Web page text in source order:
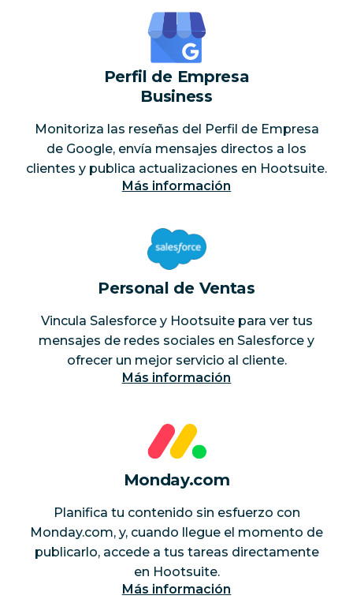
Perfil de Empresa
Business
Monitoriza las reseñas del Perfil de Empresa
de Google, envía mensajes directos a los
clientes y publica actualizaciones en Hootsuite.
Más información
Personal de Ventas
Vincula Salesforce y Hootsuite para ver tus
mensajes de redes sociales en Salesforce y
ofrecer un mejor servicio al cliente.
Más información
Monday.com
Planifica tu contenido sin esfuerzo con
Monday.com, y, cuando llegue el momento de
publicarlo, accede a tus tareas directamente
en Hootsuite.
Más información